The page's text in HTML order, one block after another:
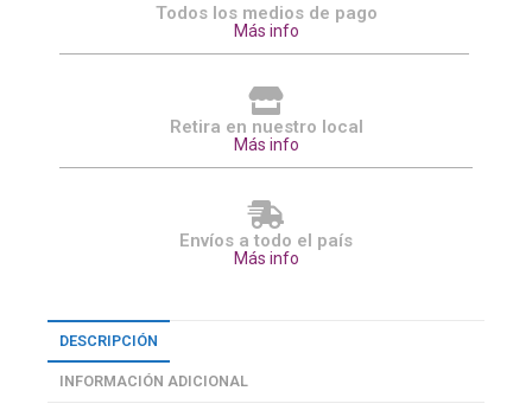
Todos los medios de pago
Más info
Retira en nuestro local
Más info
Envíos a todo el país
Más info
DESCRIPCIÓN
INFORMACIÓN ADICIONAL